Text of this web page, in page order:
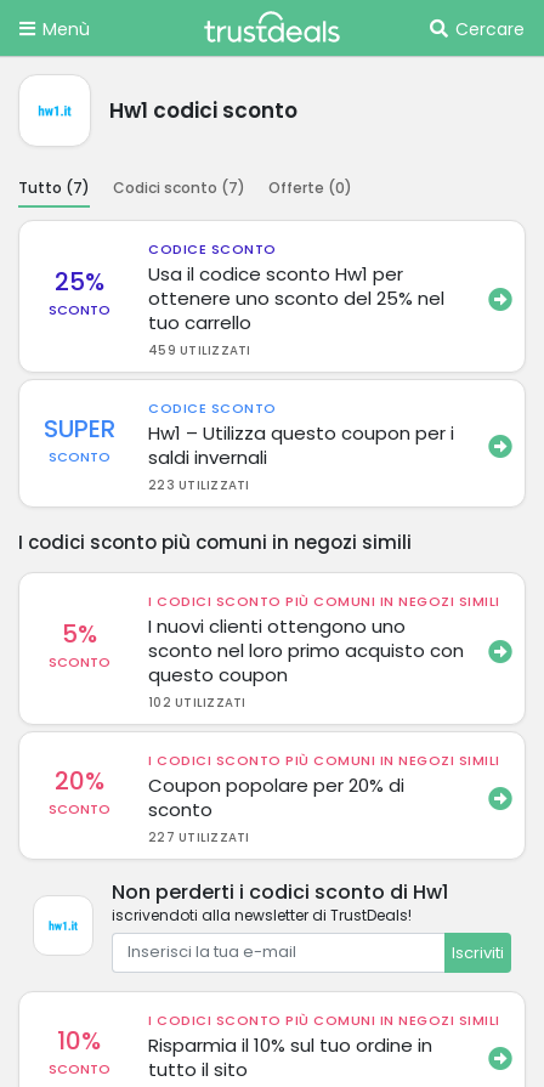
Menù Cercare
Hw1 codici sconto
Tutto (7) Codici sconto (7) Offerte (0)
25%
SCONTO
CODICE SCONTO
Usa il codice sconto Hw1 per
ottenere uno sconto del 25% nel
tuo carrello
459 UTILIZZATI
SUPER
SCONTO
CODICE SCONTO
Hw1 – Utilizza questo coupon per i
saldi invernali
223 UTILIZZATI
I codici sconto più comuni in negozi simili
5%
SCONTO
I CODICI SCONTO PIÙ COMUNI IN NEGOZI SIMILI
I nuovi clienti ottengono uno
sconto nel loro primo acquisto con
questo coupon
102 UTILIZZATI
20%
SCONTO
I CODICI SCONTO PIÙ COMUNI IN NEGOZI SIMILI
Coupon popolare per 20% di
sconto
227 UTILIZZATI
Non perderti i codici sconto di Hw1
iscrivendoti alla newsletter di TrustDeals!
Iscriviti
10%
SCONTO
I CODICI SCONTO PIÙ COMUNI IN NEGOZI SIMILI
Risparmia il 10% sul tuo ordine in
tutto il sito